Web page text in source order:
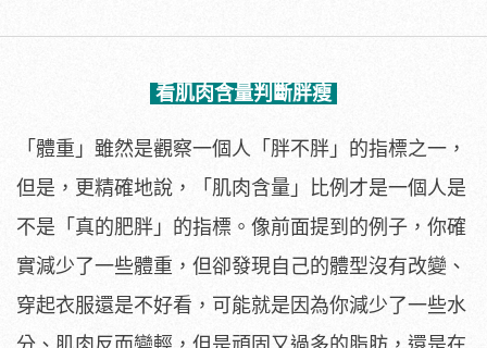
看肌肉含量判斷胖瘦
「體重」雖然是觀察一個人「胖不胖」的指標之一，
但是，更精確地說，「肌肉含量」比例才是一個人是
不是「真的肥胖」的指標。像前面提到的例子，你確
實減少了一些體重，但卻發現自己的體型沒有改變、
穿起衣服還是不好看，可能就是因為你減少了一些水